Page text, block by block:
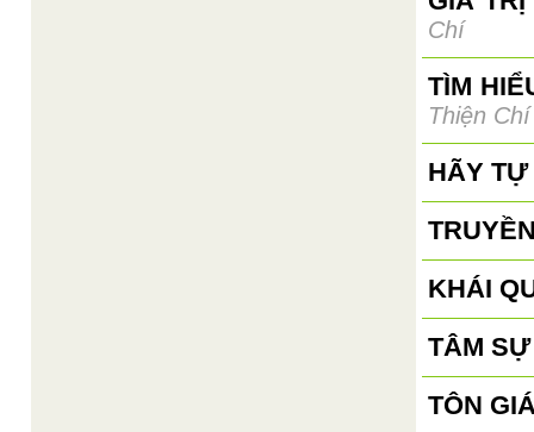
Chí
TÌM
Thiện Chí
HÃY TỰ
KHÁI
TÂM
TÔN